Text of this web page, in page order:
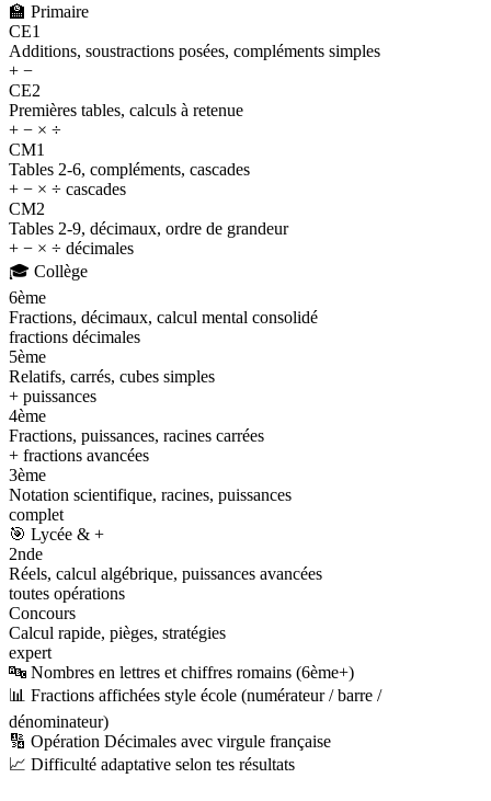
🏫 Primaire
CE1
Additions, soustractions posées, compléments simples
+ −
CE2
Premières tables, calculs à retenue
+ − × ÷
CM1
Tables 2-6, compléments, cascades
+ − × ÷ cascades
CM2
Tables 2-9, décimaux, ordre de grandeur
+ − × ÷ décimales
🎓 Collège
6ème
Fractions, décimaux, calcul mental consolidé
fractions décimales
5ème
Relatifs, carrés, cubes simples
+ puissances
4ème
Fractions, puissances, racines carrées
+ fractions avancées
3ème
Notation scientifique, racines, puissances
complet
🎯 Lycée & +
2nde
Réels, calcul algébrique, puissances avancées
toutes opérations
Concours
Calcul rapide, pièges, stratégies
expert
🔤 Nombres en lettres et chiffres romains (6ème+)
📊 Fractions affichées style école (numérateur / barre /
dénominateur)
🔢 Opération Décimales avec virgule française
📈 Difficulté adaptative selon tes résultats